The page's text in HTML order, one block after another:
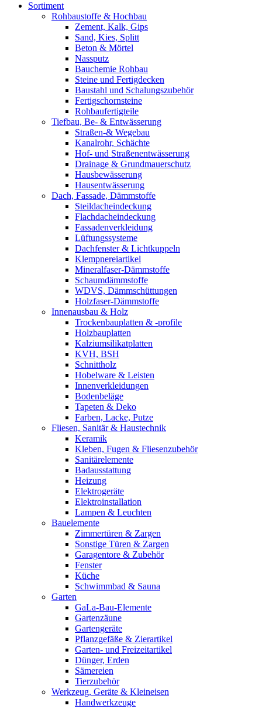
Sortiment
Rohbaustoffe & Hochbau
Zement, Kalk, Gips
Sand, Kies, Splitt
Beton & Mörtel
Nassputz
Bauchemie Rohbau
Steine und Fertigdecken
Baustahl und Schalungszubehör
Fertigschornsteine
Rohbaufertigteile
Tiefbau, Be- & Entwässerung
Straßen-& Wegebau
Kanalrohr, Schächte
Hof- und Straßenentwässerung
Drainage & Grundmauerschutz
Hausbewässerung
Hausentwässerung
Dach, Fassade, Dämmstoffe
Steildacheindeckung
Flachdacheindeckung
Fassadenverkleidung
Lüftungssysteme
Dachfenster & Lichtkuppeln
Klempnereiartikel
Mineralfaser-Dämmstoffe
Schaumdämmstoffe
WDVS, Dämmschüttungen
Holzfaser-Dämmstoffe
Innenausbau & Holz
Trockenbauplatten & -profile
Holzbauplatten
Kalziumsilikatplatten
KVH, BSH
Schnittholz
Hobelware & Leisten
Innenverkleidungen
Bodenbeläge
Tapeten & Deko
Farben, Lacke, Putze
Fliesen, Sanitär & Haustechnik
Keramik
Kleben, Fugen & Fliesenzubehör
Sanitärelemente
Badausstattung
Heizung
Elektrogeräte
Elektroinstallation
Lampen & Leuchten
Bauelemente
Zimmertüren & Zargen
Sonstige Türen & Zargen
Garagentore & Zubehör
Fenster
Küche
Schwimmbad & Sauna
Garten
GaLa-Bau-Elemente
Gartenzäune
Gartengeräte
Pflanzgefäße & Zierartikel
Garten- und Freizeitartikel
Dünger, Erden
Sämereien
Tierzubehör
Werkzeug, Geräte & Kleineisen
Handwerkzeuge